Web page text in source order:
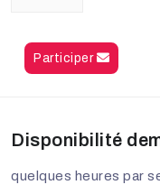
Participer
Disponibilité
quelques heures par